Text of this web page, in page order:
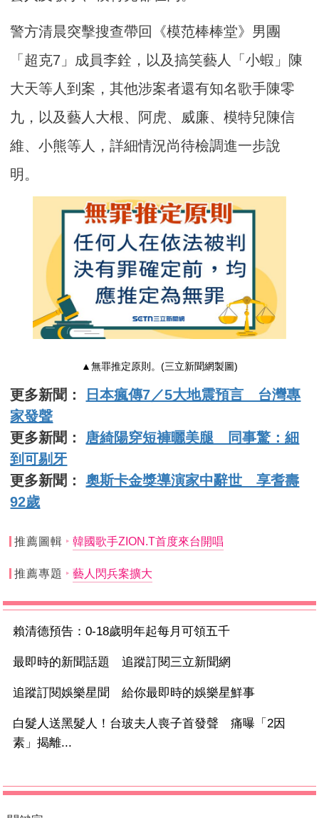
警方清晨突擊搜查帶回《模范棒棒堂》男團
「超克7」成員李銓，以及搞笑藝人「小蝦」陳
大天等人到案，其他涉案者還有知名歌手陳零
九，以及藝人大根、阿虎、威廉、模特兒陳信
維、小熊等人，詳細情況尚待檢調進一步說
明。
▲無罪推定原則。(三立新聞網製圖)
更多新聞：
日本瘋傳7／5大地震預言 台灣專
家發聲
更多新聞： 唐綺陽穿短褲曬美腿 同事驚：細
到可剔牙
更多新聞：奧斯卡金獎導演家中辭世 享耆壽
92歲
推薦圖輯 韓國歌手ZION.T首度來台開唱
推薦專題 藝人閃兵案擴大
賴清德預告：0-18歲明年起每月可領五千
最即時的新聞話題 追蹤訂閱三立新聞網
追蹤訂閱娛樂星聞 給你最即時的娛樂星鮮事
白髮人送黑髮人！台玻夫人喪子首發聲 痛曝「2因
素」揭離...